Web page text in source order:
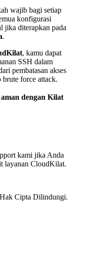
wajib bagi setiap
konfigurasi
jika diterapkan pada
.
, kamu dapat
SSH dalam
pembatasan akses
brute force attack.
dengan Kilat
kami jika Anda
layanan CloudKilat.
Cipta Dilindungi.